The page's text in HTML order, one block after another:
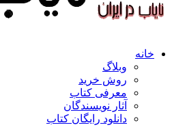
خانه
وبلاگ
روش خرید
معرفی کتاب
آثار نویسندگان
دانلود رایگان کتاب